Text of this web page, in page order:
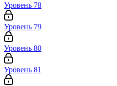
Уровень 78
Уровень 79
Уровень 80
Уровень 81